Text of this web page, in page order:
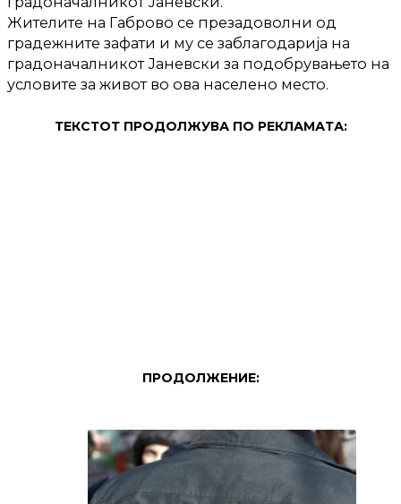
Жителите на Габрово се презадоволни од
градежните зафати и му се заблагодарија на
градоначалникот Јаневски за подобрувањето на
условите за живот во ова населено место.
ТЕКСТОТ ПРОДОЛЖУВА ПО РЕКЛАМАТА:
ПРОДОЛЖЕНИЕ: